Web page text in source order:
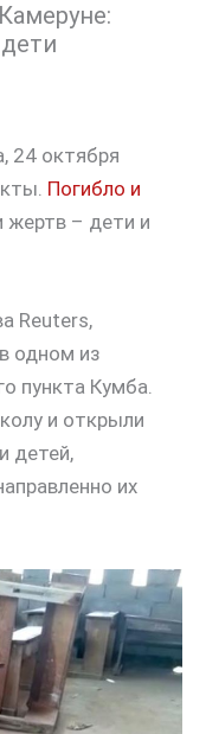
24 октября
Погибло и
жертв – дети и
Reuters,
одном из
пункта Кумба.
и открыли
детей,
их